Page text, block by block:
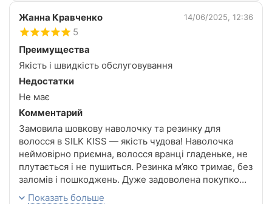
Жанна Кравченко 14/06/2025, 12:36
5
Преимущества
Якість і швидкість обслуговування
Недостатки
Не має
Комментарий
Замовила шовкову наволочку та резинку для
волосся в SILK KISS — якість чудова! Наволочка
неймовірно приємна, волосся вранці гладеньке, не
плутається і не пушиться. Резинка м’яко тримає, без
заломів і пошкоджень. Дуже задоволена покупкою,
обов’язково замовлю ще! Рекомендую ????
Показать больше